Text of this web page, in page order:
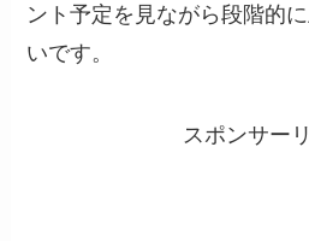
ント予定を見ながら段階的
いです。
スポンサー